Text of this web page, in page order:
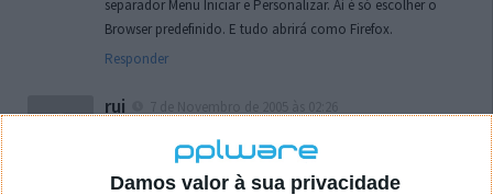
Damos valor à sua privacidade
separador Menu Iniciar e Personalizar. Aí é só escolher o
Browser predefinido. E tudo abrirá como Firefox.
Responder
rui
localizaçao referida n se encontra la nada k me permita por
o firefox como browser predefenido
Ja percorri o painel